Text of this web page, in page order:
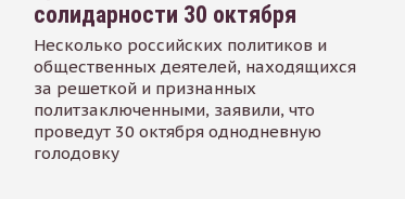
солидарности 30 октября
Несколько российских политиков и
общественных деятелей, находящихся
за решеткой и признанных
политзаключенными, заявили, что
проведут 30 октября однодневную
голодовку